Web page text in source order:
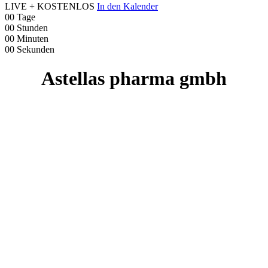
LIVE + KOSTENLOS In den Kalender
00 Tage
00 Stunden
00 Minuten
00 Sekunden
Astellas pharma gmbh